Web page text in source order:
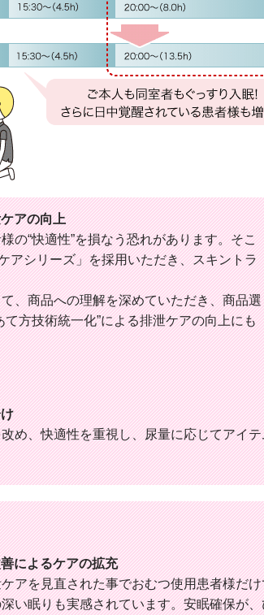
アの向上
の“快適性”を損なう恐れがあります。そこ
アシリーズ」を採用いただき、スキントラ
、商品への理解を深めていただき、商品選
方技術統一化”による排泄ケアの向上にも
め、快適性を重視し、尿量に応じてアイ
によるケアの拡充
アを見直された事でおむつ使用患者様だ
い眠りも実感されています。安眠確保が